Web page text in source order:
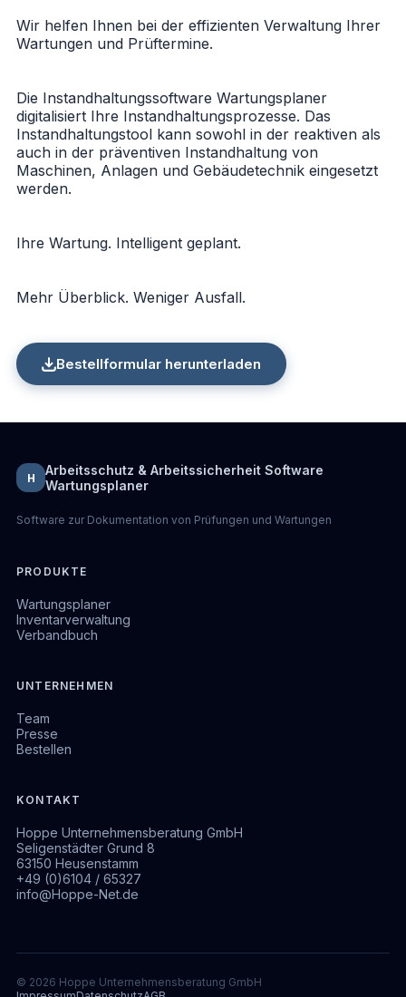
Wir helfen Ihnen bei der effizienten Verwaltung Ihrer
Wartungen und Prüftermine.
Die Instandhaltungssoftware Wartungsplaner
digitalisiert Ihre Instandhaltungsprozesse. Das
Instandhaltungstool kann sowohl in der reaktiven als
auch in der präventiven Instandhaltung von
Maschinen, Anlagen und Gebäudetechnik eingesetzt
werden.
Ihre Wartung. Intelligent geplant.
Mehr Überblick. Weniger Ausfall.
Bestellformular herunterladen
H
Arbeitsschutz & Arbeitssicherheit Software
Wartungsplaner
Software zur Dokumentation von Prüfungen und Wartungen
PRODUKTE
Wartungsplaner
Inventarverwaltung
Verbandbuch
UNTERNEHMEN
Team
Presse
Bestellen
KONTAKT
Hoppe Unternehmensberatung GmbH
Seligenstädter Grund 8
63150 Heusenstamm
+49 (0)6104 / 65327
info@Hoppe-Net.de
© 2026 Hoppe Unternehmensberatung GmbH